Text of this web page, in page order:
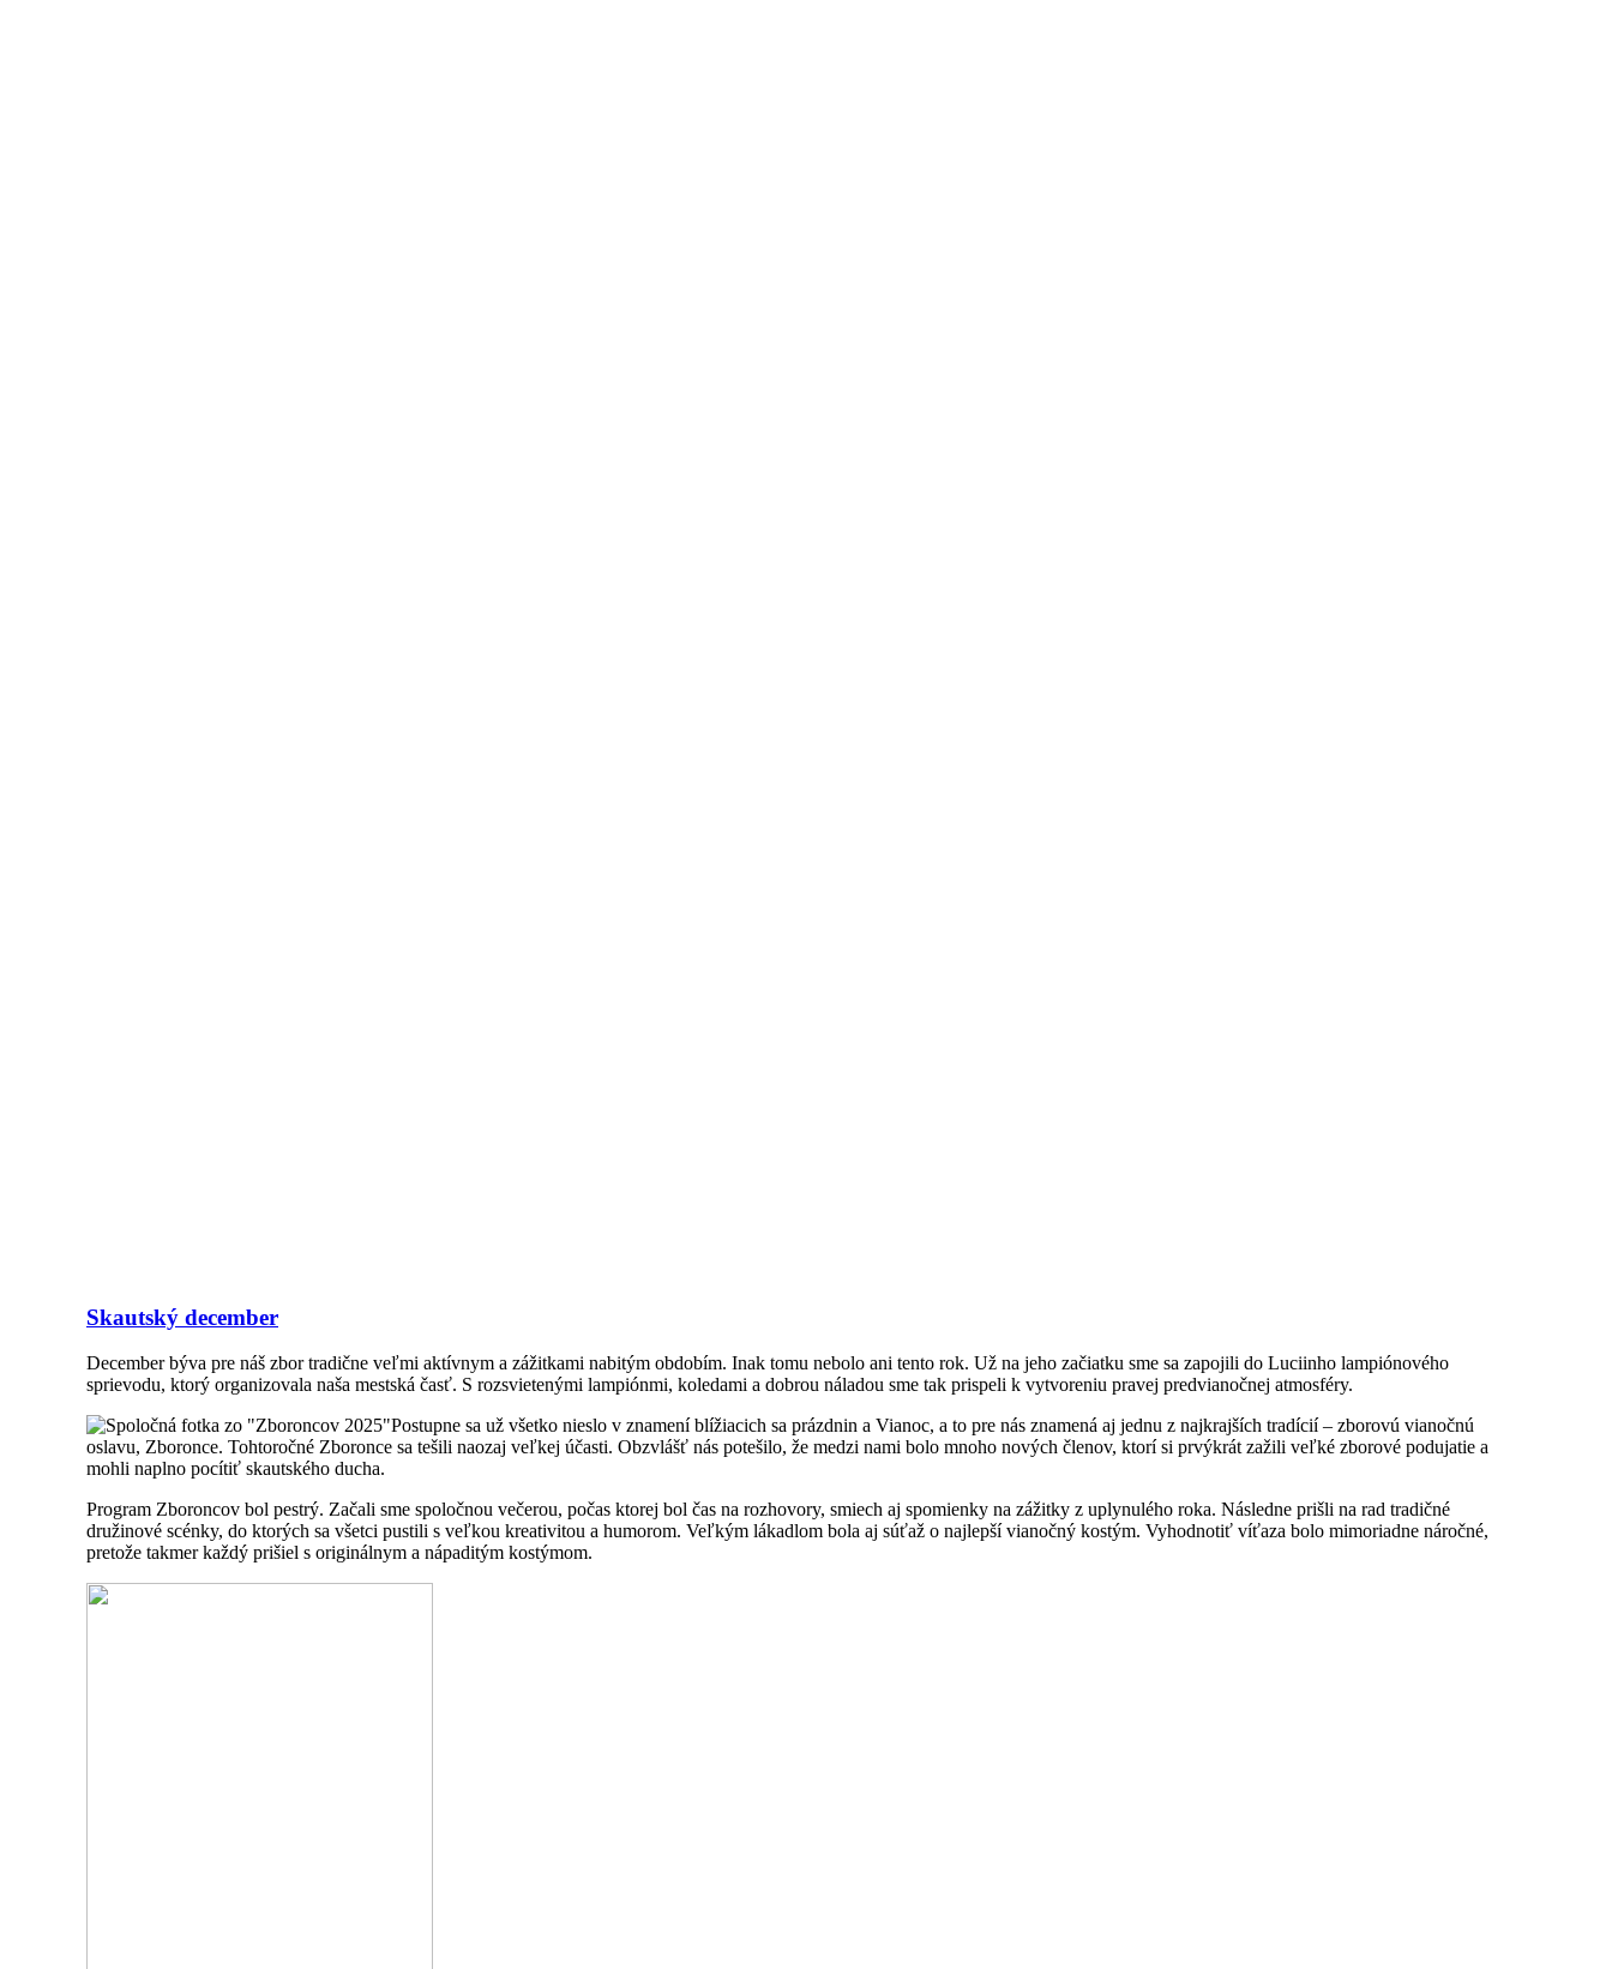
Skautský december
December býva pre náš zbor tradične veľmi aktívnym a zážitkami nabitým obdobím. Inak tomu nebolo ani tento rok. Už na jeho začiatku sme sa zapojili do Luciinho lampiónového
sprievodu, ktorý organizovala naša mestská časť. S rozsvietenými lampiónmi, koledami a dobrou náladou sme tak prispeli k vytvoreniu pravej predvianočnej atmosféry.
Postupne sa už všetko nieslo v znamení blížiacich sa prázdnin a Vianoc, a to pre nás znamená aj jednu z najkrajších tradícií – zborovú vianočnú
oslavu, Zboronce. Tohtoročné Zboronce sa tešili naozaj veľkej účasti. Obzvlášť nás potešilo, že medzi nami bolo mnoho nových členov, ktorí si prvýkrát zažili veľké zborové podujatie a
mohli naplno pocítiť skautského ducha.
Program Zboroncov bol pestrý. Začali sme spoločnou večerou, počas ktorej bol čas na rozhovory, smiech aj spomienky na zážitky z uplynulého roka. Následne prišli na rad tradičné
družinové scénky, do ktorých sa všetci pustili s veľkou kreativitou a humorom. Veľkým lákadlom bola aj súťaž o najlepší vianočný kostým. Vyhodnotiť víťaza bolo mimoriadne náročné,
pretože takmer každý prišiel s originálnym a nápaditým kostýmom.